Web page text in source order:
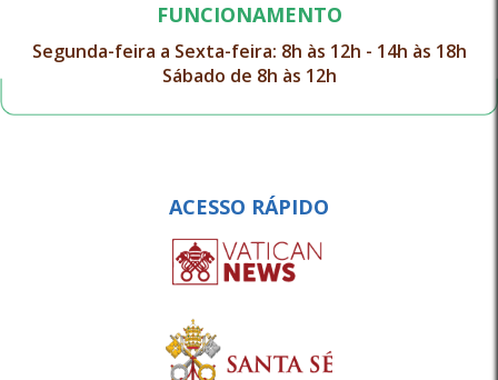
FUNCIONAMENTO
Segunda-feira a Sexta-feira: 8h às 12h - 14h às 18h
Sábado de 8h às 12h
ACESSO RÁPIDO